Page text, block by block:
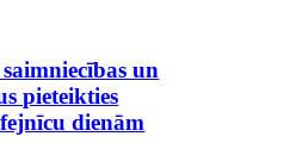
un
pieteikties
dienām